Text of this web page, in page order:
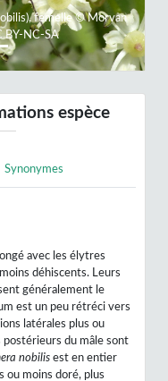
femelle © Morvan
BY-NC-SA
espèce
Synonymes
avec les élytres
déhiscents. Leurs
généralement le
est un peu rétréci vers
latérales plus ou
du mâle sont
nobilis est en entier
ou moins doré, plus